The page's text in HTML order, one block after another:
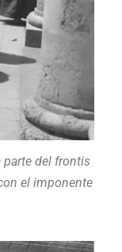
parte del frontis
el imponente